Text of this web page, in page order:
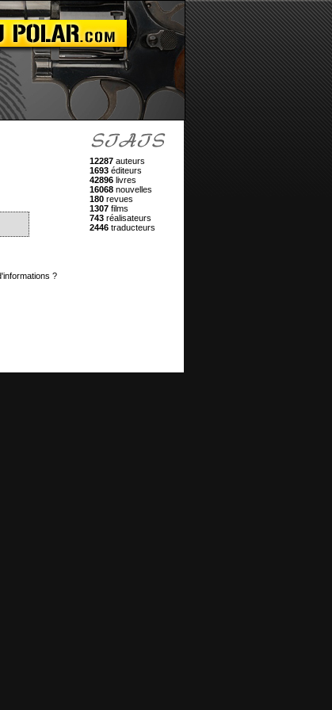
?
12287 auteurs
1693 éditeurs
42896 livres
16068 nouvelles
180 revues
1307 films
743 réalisateurs
2446 traducteurs